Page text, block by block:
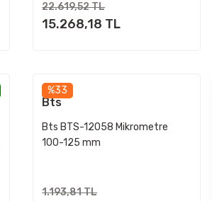
22.619,52 TL
15.268,18 TL
%33
Bts
Bts BTS-12058 Mikrometre
100-125 mm
1.193,81 TL